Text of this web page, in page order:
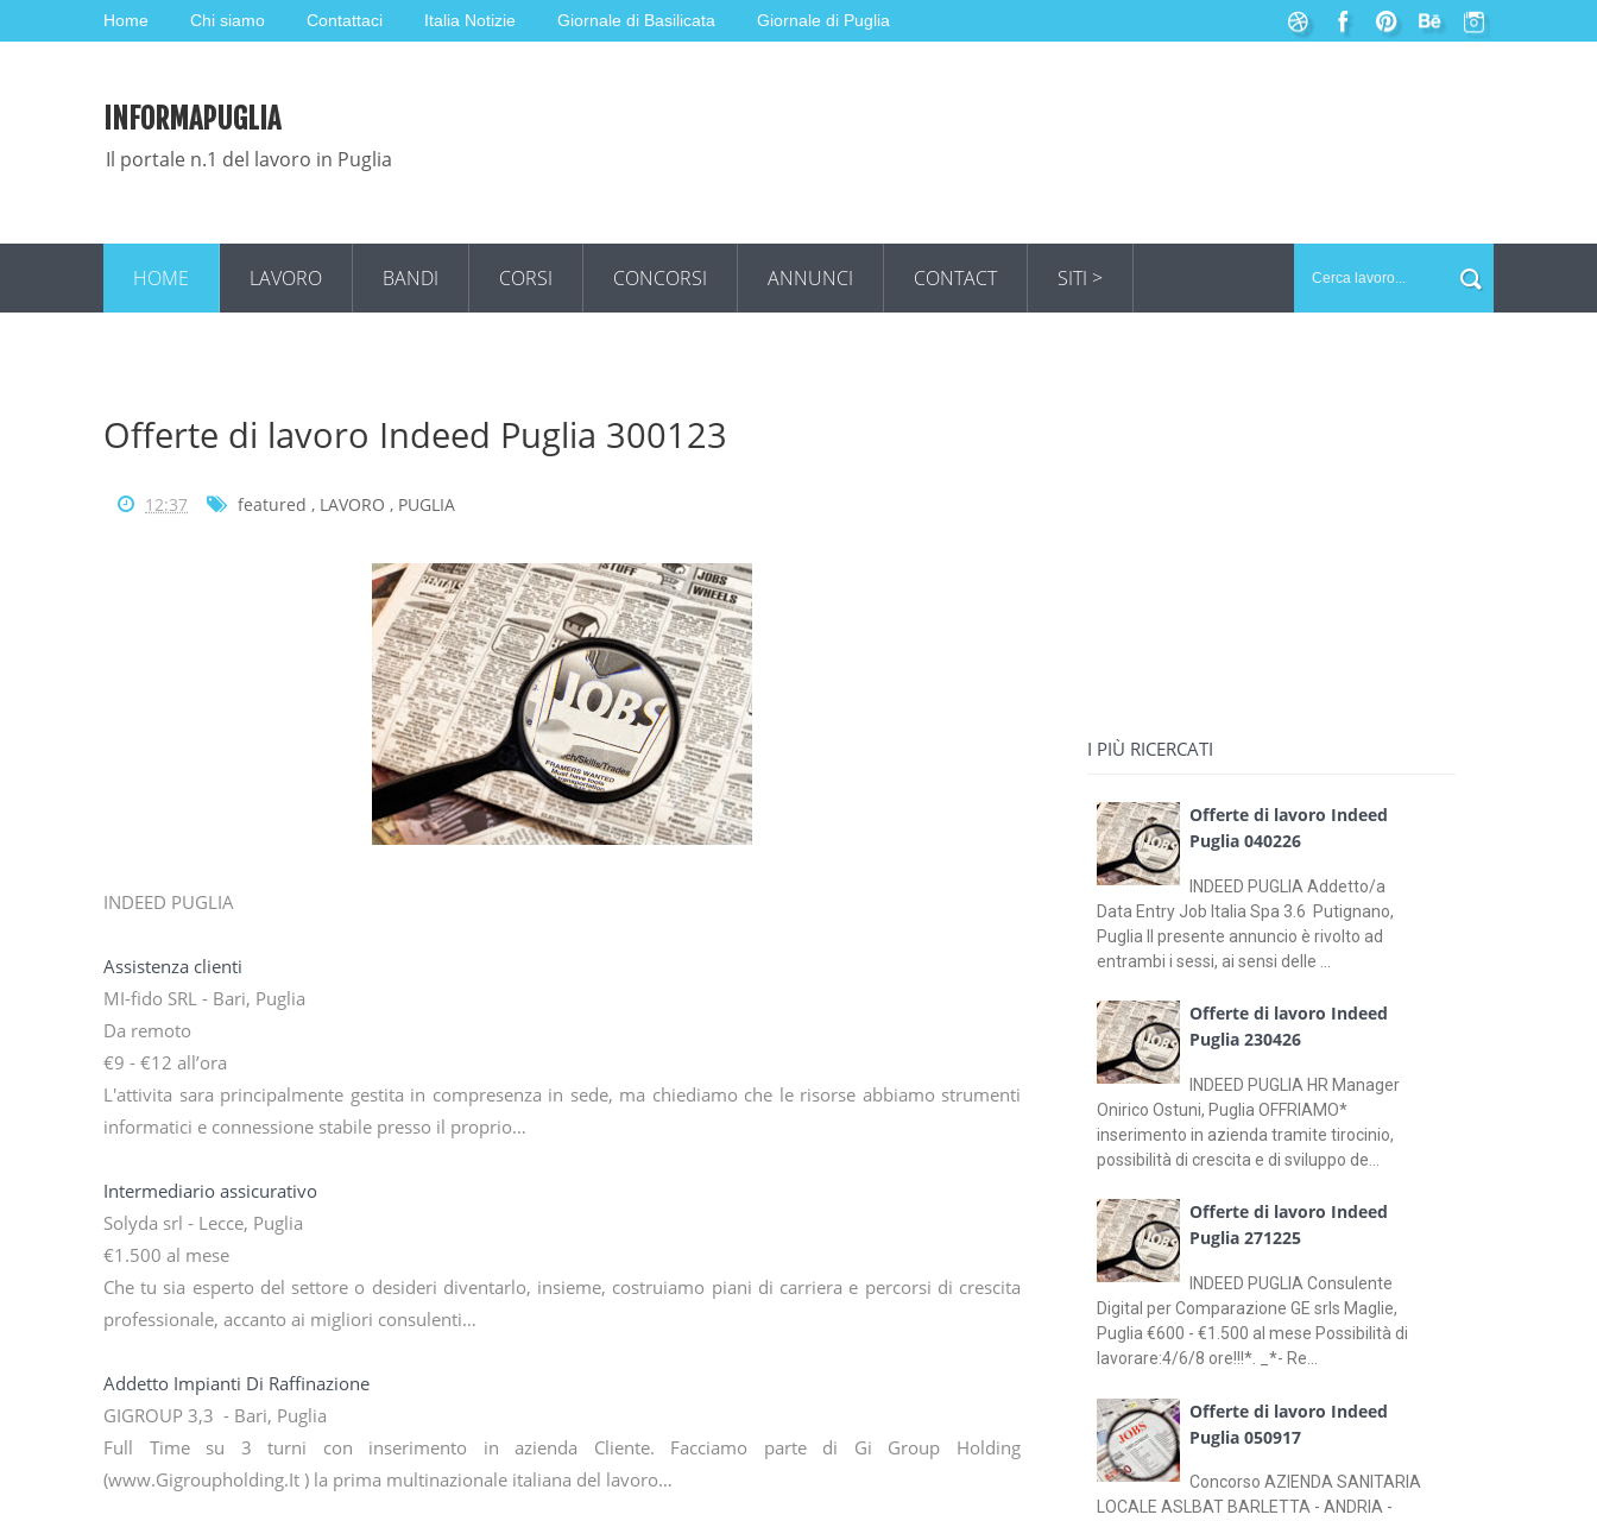
Home Chi siamo Contattaci Italia Notizie Giornale di Basilicata Giornale di Puglia
INFORMAPUGLIA
Il portale n.1 del lavoro in Puglia
HOME LAVORO BANDI CORSI CONCORSI ANNUNCI CONTACT SITI >
Offerte di lavoro Indeed Puglia 300123
12:37 featured , LAVORO , PUGLIA
INDEED PUGLIA
Assistenza clienti
MI-fido SRL - Bari, Puglia
Da remoto
€9 - €12 all’ora
L'attivita sara principalmente gestita in compresenza in sede, ma chiediamo che le risorse abbiamo strumenti
informatici e connessione stabile presso il proprio…
Intermediario assicurativo
Solyda srl - Lecce, Puglia
€1.500 al mese
Che tu sia esperto del settore o desideri diventarlo, insieme, costruiamo piani di carriera e percorsi di crescita
professionale, accanto ai migliori consulenti…
Addetto Impianti Di Raffinazione
GIGROUP 3,3 - Bari, Puglia
Full Time su 3 turni con inserimento in azienda Cliente. Facciamo parte di Gi Group Holding
(www.Gigroupholding.It ) la prima multinazionale italiana del lavoro…
I PIÙ RICERCATI
Offerte di lavoro Indeed
Puglia 040226
INDEED PUGLIA Addetto/a
Data Entry Job Italia Spa 3.6 Putignano,
Puglia Il presente annuncio è rivolto ad
entrambi i sessi, ai sensi delle ...
Offerte di lavoro Indeed
Puglia 230426
INDEED PUGLIA HR Manager
Onirico Ostuni, Puglia OFFRIAMO*
inserimento in azienda tramite tirocinio,
possibilità di crescita e di sviluppo de...
Offerte di lavoro Indeed
Puglia 271225
INDEED PUGLIA Consulente
Digital per Comparazione GE srls Maglie,
Puglia €600 - €1.500 al mese Possibilità di
lavorare:4/6/8 ore!!!*. _*- Re...
Offerte di lavoro Indeed
Puglia 050917
Concorso AZIENDA SANITARIA
LOCALE ASLBAT BARLETTA - ANDRIA -